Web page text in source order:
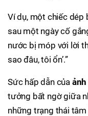
Ví dụ, một chiếc dép
sau một ngày cố
nước bị móp với lời
sao đâu, tôi ổn’.”
Sức hấp dẫn của
tưởng bất ngờ giữa
những trạng thái tâm